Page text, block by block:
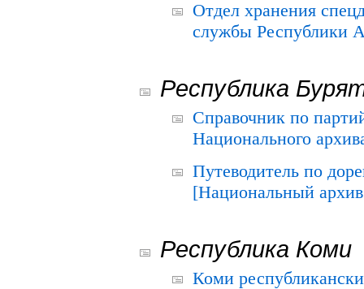
Отдел хранения
службы Республики
Республика
Справочник по
Национального
Путеводитель по
[Национальный
Республика Коми
Коми